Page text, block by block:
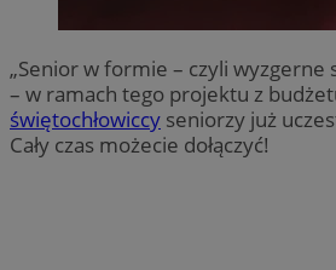
„Senior w formie – czyli wyzgerne
– w ramach tego projektu z
świętochłowiccy seniorzy już
Cały czas możecie dołączyć!